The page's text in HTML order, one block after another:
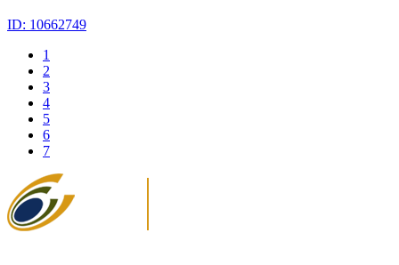
ID: 10662749
1
2
3
4
5
6
7